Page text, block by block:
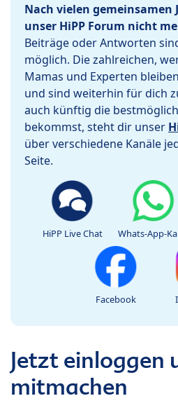
Nach vielen gemeinsamen
unser HiPP Forum nicht
Beiträge oder Antworten
möglich. Die zahlreichen,
Mamas und Experten
und sind weiterhin für dich
auch künftig die
bekommst, steht dir unser
über verschiedene Kanäle
Seite.
HiPP Live Chat Whats-App-
Facebook
Jetzt einloggen
mitmachen